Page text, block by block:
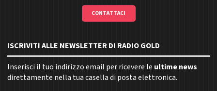
CONTATTACI
ISCRIVITI ALLE NEWSLETTER DI RADIO GOLD
Inserisci il tuo indirizzo email per ricevere le ultime news
direttamente nella tua casella di posta elettronica.